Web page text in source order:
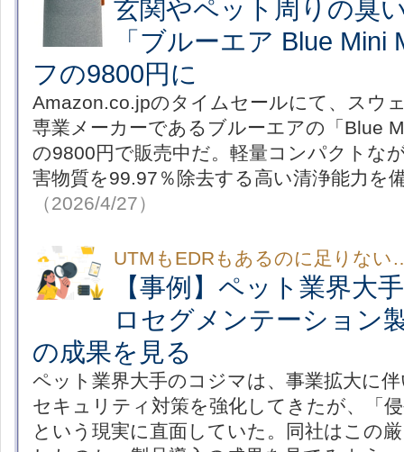
玄関やペット周りの臭
「ブルーエア Blue Mini
フの9800円に
Amazon.co.jpのタイムセールにて、スウ
専業メーカーであるブルーエアの「Blue
の9800円で販売中だ。軽量コンパクトな
害物質を99.97％除去する高い清浄能力を
（2026/4/27）
UTMもEDRもあるのに足りな
【事例】ペット業界大
ロセグメンテーション
の成果を見る
ペット業界大手のコジマは、事業拡大に
セキュリティ対策を強化してきたが、「
という現実に直面していた。同社はこの